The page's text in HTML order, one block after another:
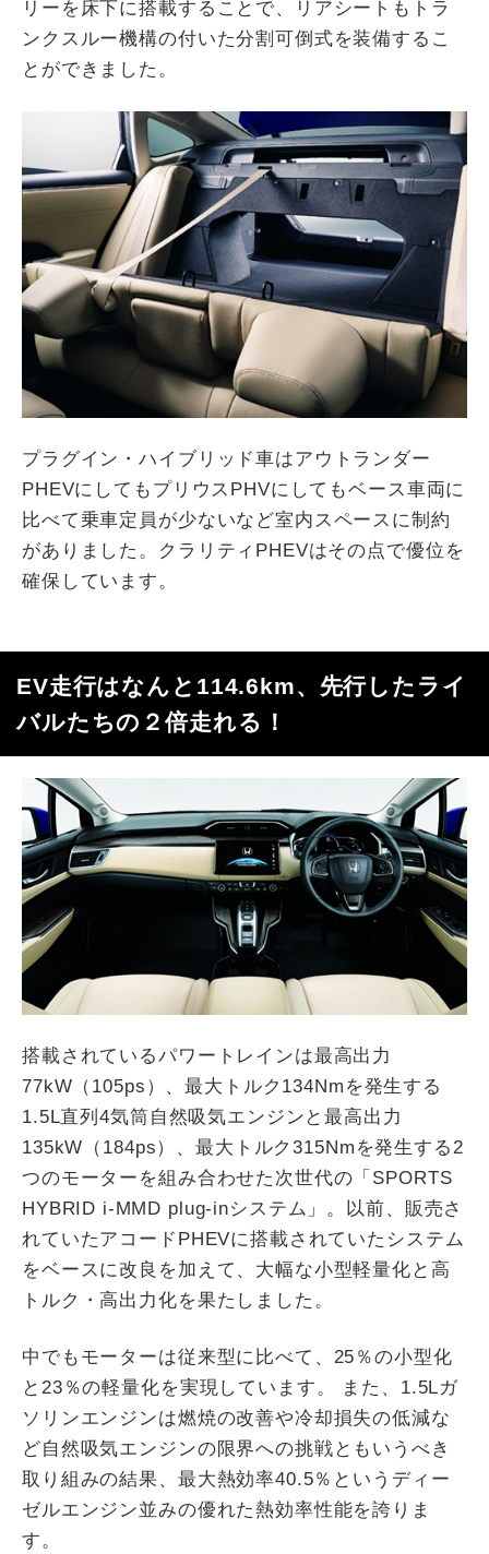
リーを床下に搭載することで、リアシートもトラ
ンクスルー機構の付いた分割可倒式を装備するこ
とができました。
プラグイン・ハイブリッド車はアウトランダー
PHEVにしてもプリウスPHVにしてもベース車両に
比べて乗車定員が少ないなど室内スペースに制約
がありました。クラリティPHEVはその点で優位を
確保しています。
EV走行はなんと114.6km、先行したライ
バルたちの２倍走れる！
搭載されているパワートレインは最高出力
77kW（105ps）、最大トルク134Nmを発生する
1.5L直列4気筒自然吸気エンジンと最高出力
135kW（184ps）、最大トルク315Nmを発生する2
つのモーターを組み合わせた次世代の「SPORTS
HYBRID i-MMD plug-inシステム」。以前、販売さ
れていたアコードPHEVに搭載されていたシステム
をベースに改良を加えて、大幅な小型軽量化と高
トルク・高出力化を果たしました。
中でもモーターは従来型に比べて、25％の小型化
と23％の軽量化を実現しています。 また、1.5Lガ
ソリンエンジンは燃焼の改善や冷却損失の低減な
ど自然吸気エンジンの限界への挑戦ともいうべき
取り組みの結果、最大熱効率40.5％というディー
ゼルエンジン並みの優れた熱効率性能を誇りま
す。